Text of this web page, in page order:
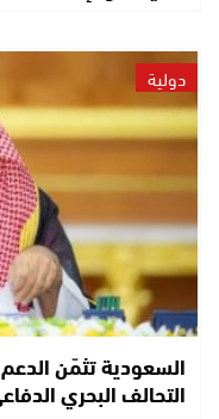
دولية
السعودية تثمّن
التحالف البحري